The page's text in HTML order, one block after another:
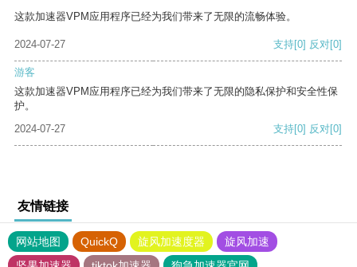
这款加速器VPM应用程序已经为我们带来了无限的流畅体验。
2024-07-27 支持[0] 反对[0]
游客
这款加速器VPM应用程序已经为我们带来了无限的隐私保护和安全性保
护。
2024-07-27
支持[0] 反对[0]
友情链接
网站地图 QuickQ 旋风加速度器
旋风加速